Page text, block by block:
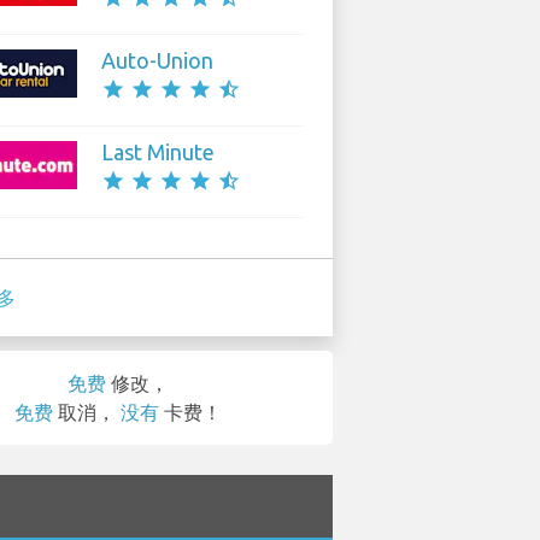
Auto-Union
star star star star star_half
Last Minute
star star star star star_half
免费 修改，
免费 取消， 没有 卡费！